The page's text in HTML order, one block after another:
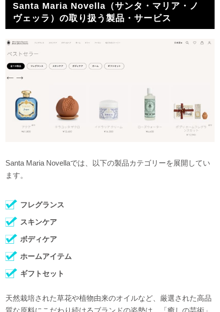
Santa Maria Novella（サンタ・マリア・ノ
ヴェッラ）の取り扱う製品・サービス
Santa Maria Novellaでは、以下の製品カテゴリーを展開してい
ます。
フレグランス
スキンケア
ボディケア
ホームアイテム
ギフトセット
天然栽培された草花や植物由来のオイルなど、厳選された高品
質な原料にこだわり続けるブランドの姿勢は、「癒しの芸術」